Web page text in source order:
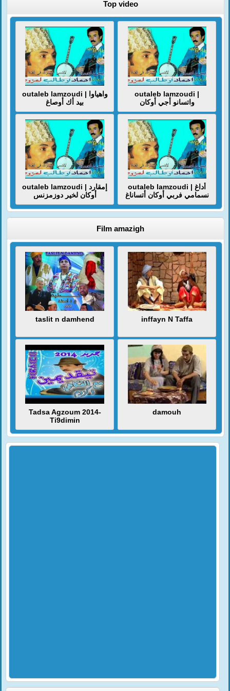
Top video
outaleb lamzoudi | واهياوا
بيد أك أوصاغ
outaleb lamzoudi |
واتسانو أجي أوكان
outaleb lamzoudi | إمقارد
أوكان لخير دوزمزنس
outaleb lamzoudi | أداغ
نسمامي فربي أوكان أتساناغ
Film amazigh
taslit n damhend inffayn N Taffa
Tadsa Agzoum 2014-
Ti9dimin
damouh